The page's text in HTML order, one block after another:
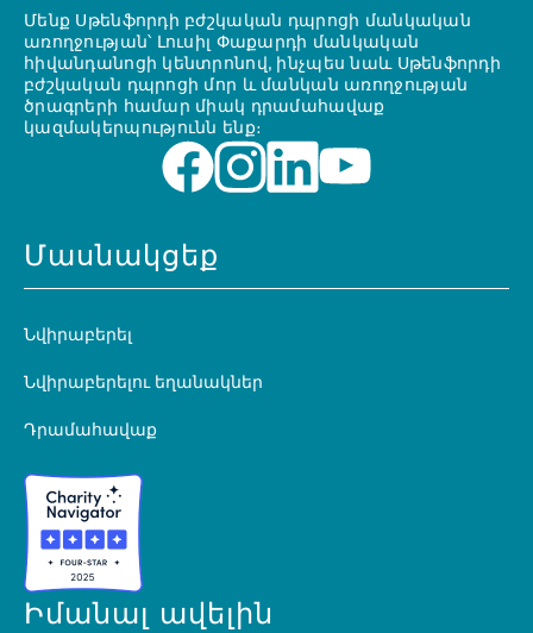
Մենք Սթենֆորդի բժշկական դպրոցի մանկական
առողջության՝ Լուսիլ Փաքարդի մանկական
հիվանդանոցի կենտրոնով, ինչպես նաև Սթենֆորդի
բժշկական դպրոցի մոր և մանկան առողջության
ծրագրերի համար միակ դրամահավաք
կազմակերպությունն ենք։
Մասնակցեք
Նվիրաբերել
Նվիրաբերելու եղանակներ
Դրամահավաք
Իմանալ ավելին